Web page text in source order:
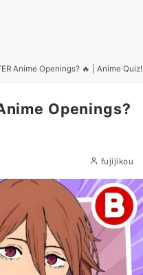
Anime Openings? 🔥 | Anime Quiz!
Openings?
fujijikou